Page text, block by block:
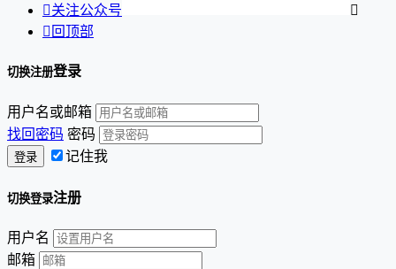
关注公众号

 回顶部
切换注册登录
用户名或邮箱
找回密码 密码
记住我
切换登录注册
用户名
邮箱